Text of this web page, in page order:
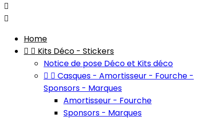


Home
  Kits Déco - Stickers
Notice de pose Déco et Kits déco
  Casques - Amortisseur - Fourche -
Sponsors - Marques
Amortisseur - Fourche
Sponsors - Marques